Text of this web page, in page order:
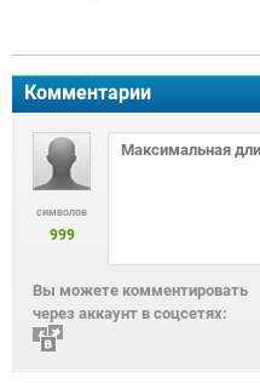
Комментарии
символов
999
Вы можете комментировать
через аккаунт в соцсетях: